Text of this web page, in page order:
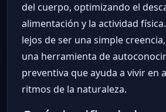
del cuerpo, optimizando el
alimentación y la actividad
lejos de ser una simple
una herramienta de
preventiva que ayuda a vivir en
ritmos de la naturaleza.